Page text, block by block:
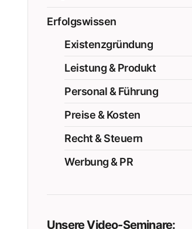
Erfolgswissen
Existenzgründung
Leistung & Produkt
Personal & Führung
Preise & Kosten
Recht & Steuern
Werbung & PR
Unsere Video-Seminare: